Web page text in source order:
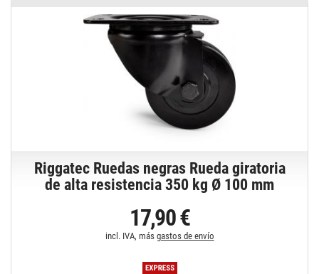
Riggatec Ruedas negras Rueda giratoria
de alta resistencia 350 kg Ø 100 mm
17,90 €
incl. IVA, más gastos de envío